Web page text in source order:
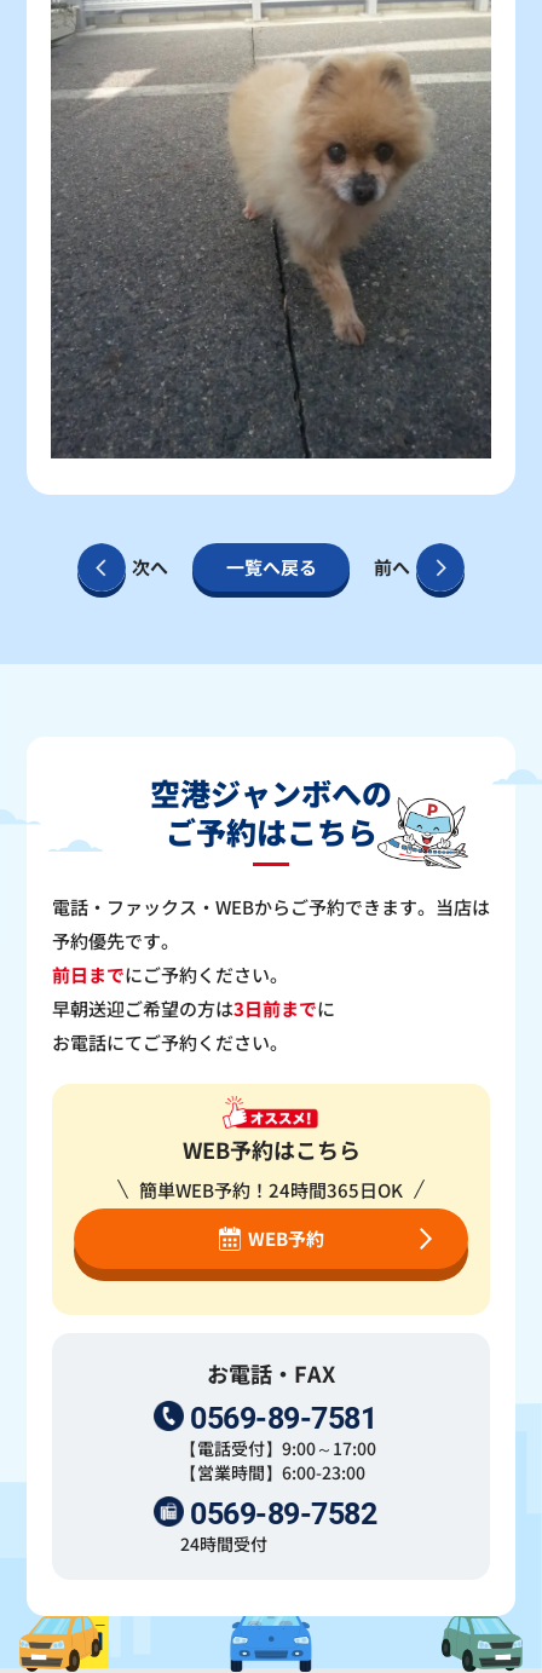
次へ 一覧へ戻る 前へ
空港ジャンボへの
ご予約はこちら
電話・ファックス・WEBからご予約できます。当店は
予約優先です。
前日までにご予約ください。
早朝送迎ご希望の方は3日前までに
お電話にてご予約ください。
WEB予約はこちら
簡単WEB予約！24時間365日OK
WEB予約
お電話・FAX
0569-89-7581
【電話受付】9:00～17:00
【営業時間】6:00-23:00
0569-89-7582
24時間受付